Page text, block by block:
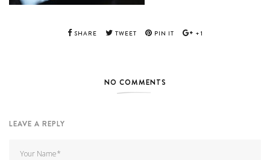
SHARE TWEET PIN IT +1
NO COMMENTS
LEAVE A REPLY